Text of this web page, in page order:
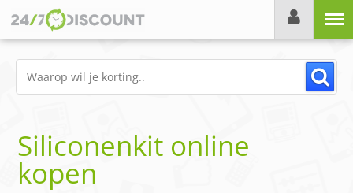
Siliconenkit online
kopen